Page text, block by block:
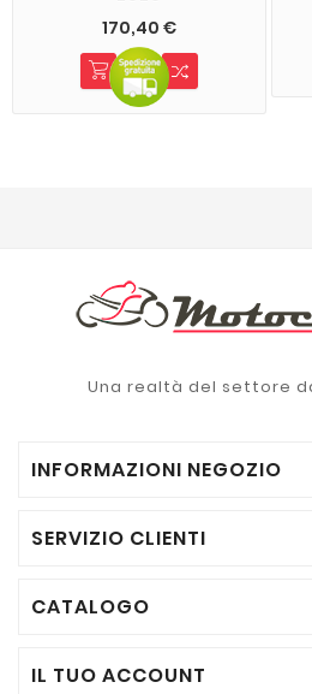
170,40 €
Una realtà del settore
INFORMAZIONI NEGOZIO
SERVIZIO CLIENTI
CATALOGO
IL TUO ACCOUNT